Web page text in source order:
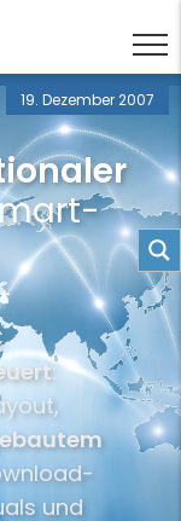
19. Dezember 2007
:
und